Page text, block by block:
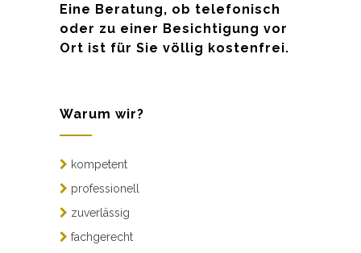
Eine Beratung, ob telefonisch
oder zu einer Besichtigung vor
Ort ist für Sie völlig kostenfrei.
Warum wir?
kompetent
professionell
zuverlässig
fachgerecht